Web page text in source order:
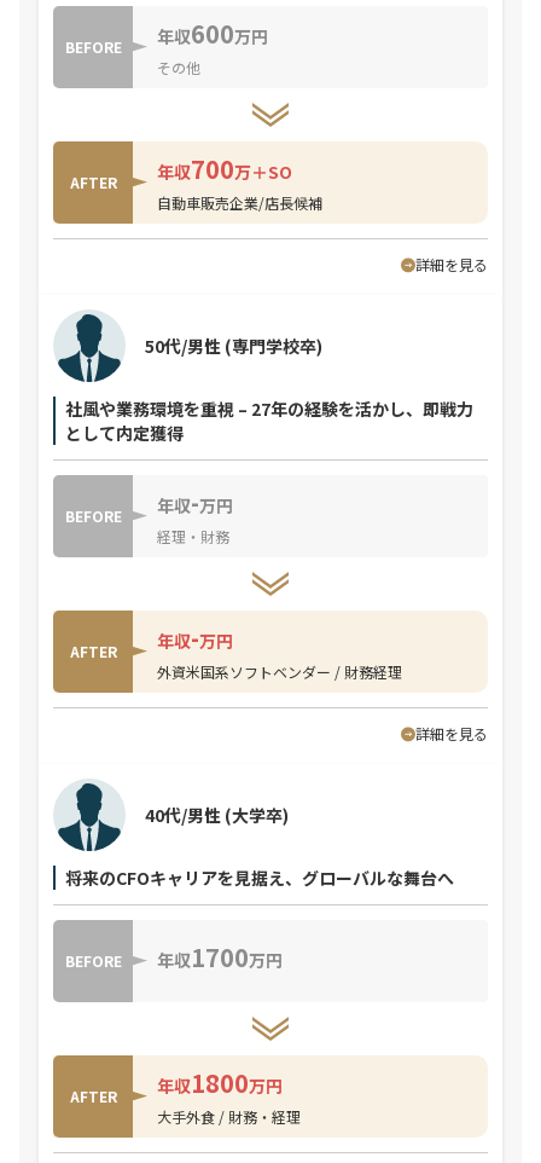
BEFORE 年収600万円
その他
AFTER 年収700万＋SO
自動車販売企業/店長候補
詳細を見る
社風や業務環境を重視 – 27年の経験を活かし、即戦力
として内定獲得
50代/男性 (専門学校卒)
BEFORE 年収-万円
経理・財務
AFTER 年収-万円
外資米国系ソフトベンダー / 財務経理
詳細を見る
将来のCFOキャリアを見据え、グローバルな舞台へ
40代/男性 (大学卒)
BEFORE 年収1700万円
AFTER 年収1800万円
大手外食 / 財務・経理